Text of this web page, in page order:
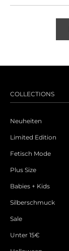
COLLECTIONS
Neuheiten
Limited Edition
Fetisch Mode
Plus Size
Babies + Kids
Silberschmuck
Sale
Unter 15€